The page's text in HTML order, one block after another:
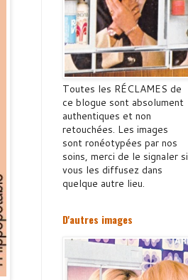
Toutes les RÉCLAMES de
ce blogue sont absolument
authentiques et non
retouchées. Les images
sont ronéotypées par nos
soins, merci de le signaler si
vous les diffusez dans
quelque autre lieu.
D'autres images